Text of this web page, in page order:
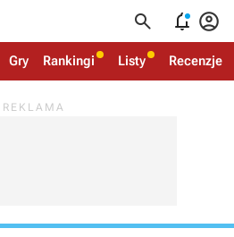
  
Gry Rankingi Listy Recenzje